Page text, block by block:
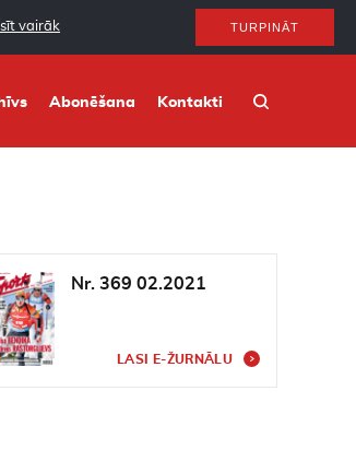
vairāk TURPINĀT
Abonēšana Kontakti
Nr. 369 02.2021
LASI E-ŽURNĀLU